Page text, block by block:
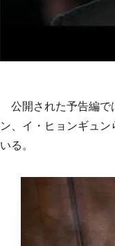
公開された予告編で
ン、イ・ヒョンギュ
いる。